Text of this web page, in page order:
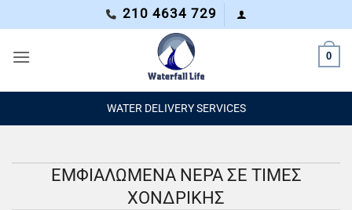
στο
περιεχόμενο
210 4634 729
0
WATER DELIVERY SERVICES
ΕΜΦΙΑΛΩΜΕΝΑ ΝΕΡΑ ΣΕ ΤΙΜΕΣ
ΧΟΝΔΡΙΚΗΣ